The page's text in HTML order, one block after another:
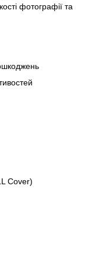
фотографії та
Cover)